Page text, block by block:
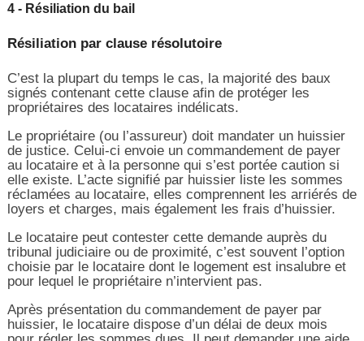
4 - Résiliation du bail
Résiliation par clause résolutoire
C’est la plupart du temps le cas, la majorité des baux
signés contenant cette clause afin de protéger les
propriétaires des locataires indélicats.
Le propriétaire (ou l’assureur) doit mandater un huissier
de justice. Celui-ci envoie un commandement de payer
au locataire et à la personne qui s’est portée caution si
elle existe. L’acte signifié par huissier liste les sommes
réclamées au locataire, elles comprennent les arriérés de
loyers et charges, mais également les frais d’huissier.
Le locataire peut contester cette demande auprès du
tribunal judiciaire ou de proximité, c’est souvent l’option
choisie par le locataire dont le logement est insalubre et
pour lequel le propriétaire n’intervient pas.
Après présentation du commandement de payer par
huissier, le locataire dispose d’un délai de deux mois